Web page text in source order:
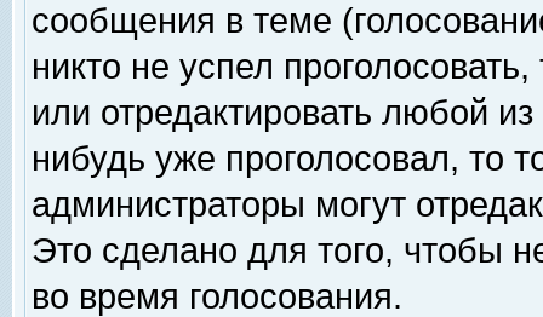
сообщения в теме
никто не успел
или отредактировать любой
нибудь уже проголосовал, то
администраторы могут
Это сделано для того, чтобы
во время голосования.